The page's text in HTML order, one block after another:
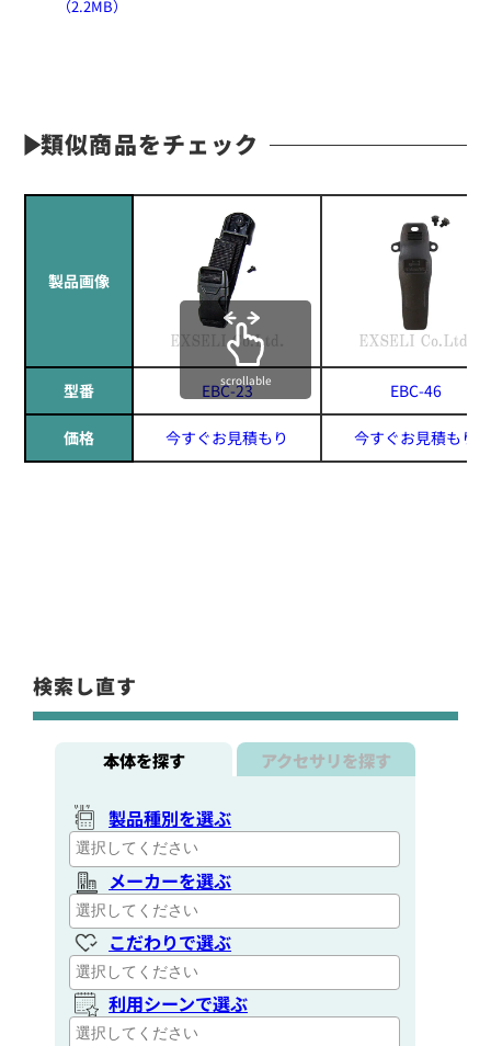
（2.2MB）
類似商品をチェック
製品画像
型番 EBC-23 EBC-46
価格 今すぐお見積もり 今すぐお見積もり
scrollable
検索し直す
本体を探す アクセサリを探す
製品種別を選ぶ
メーカーを選ぶ
こだわりで選ぶ
利用シーンで選ぶ